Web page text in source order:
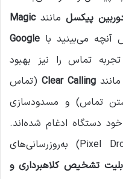
پیکسلمانندMagic
می‌بینید با Google
تجربه تماس را نیز بهبود
Clear Calling (تماس
تماس) و مسدودسازی
دستگاه ادغام شده‌اند.
همچنین، “پیکسل دراپ‌ها” (Pixel Drops) به‌روزرسانی‌های
تشخیص کلاهبرداری و